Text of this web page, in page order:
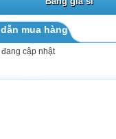
mua hàng
cập nhật